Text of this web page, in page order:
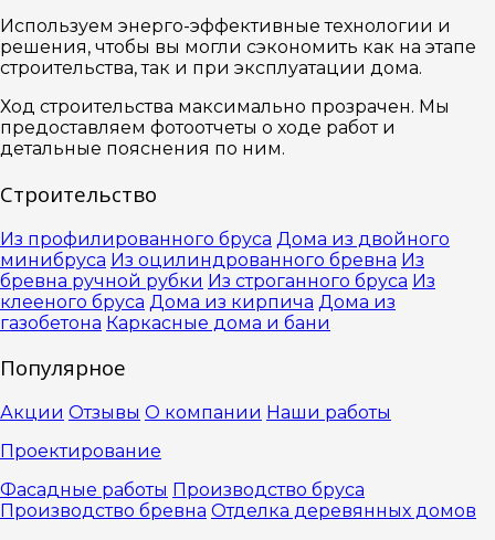
Используем энерго-эффективные технологии и
решения, чтобы вы могли сэкономить как на этапе
строительства, так и при эксплуатации дома.
Ход строительства максимально прозрачен. Мы
предоставляем фотоотчеты о ходе работ и
детальные пояснения по ним.
Строительство
Из профилированного бруса Дома из двойного
минибруса Из оцилиндрованного бревна Из
бревна ручной рубки Из строганного бруса Из
клееного бруса Дома из кирпича Дома из
газобетона Каркасные дома и бани
Популярное
Акции Отзывы О компании Наши работы
Проектирование
Фасадные работы Производство бруса
Производство бревна Отделка деревянных домов